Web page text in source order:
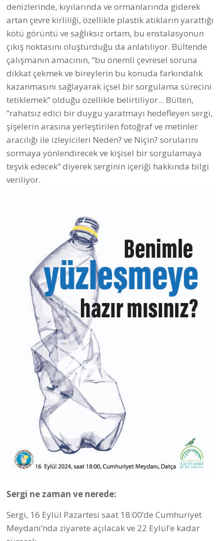
denizlerinde, kıyılarında ve ormanlarında giderek
artan çevre kirliliği, özellikle plastik atıkların yarattığı
kötü görüntü ve sağlıksız ortam, bu enstalasyonun
çıkış noktasını oluşturduğu da anlatılıyor. Bültende
çalışmanın amacının, “bu önemli çevresel soruna
dikkat çekmek ve bireylerin bu konuda farkındalık
kazanmasını sağlayarak içsel bir sorgulama sürecini
tetiklemek” olduğu özellikle belirtiliyor... Bülten,
“rahatsız edici bir duygu yaratmayı hedefleyen sergi,
şişelerin arasına yerleştirilen fotoğraf ve metinler
aracılığı ile izleyicileri Neden? ve Niçin? sorularını
sormaya yönlendirecek ve kişisel bir sorgulamaya
teşvik edecek” diyerek serginin içeriği hakkında bilgi
veriliyor.
Sergi ne zaman ve nerede:
Sergi, 16 Eylül Pazartesi saat 18:00’de Cumhuriyet
Meydanı’nda ziyarete açılacak ve 22 Eylül’e kadar